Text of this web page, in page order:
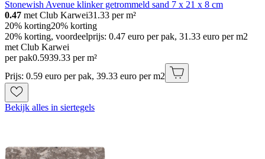
Stonewish Avenue klinker getrommeld sand 7 x 21 x 8 cm
0.47 met Club Karwei31.33 per m²
20% korting20% korting
20% korting, voordeelprijs: 0.47 euro per pak, 31.33 euro per m2
met Club Karwei
per pak0.5939.33 per m²
Prijs: 0.59 euro per pak, 39.33 euro per m2
Bekijk alles in siertegels